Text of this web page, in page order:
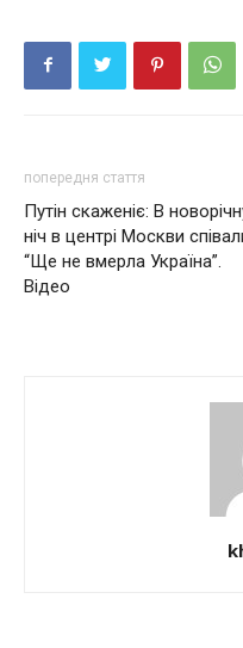
попередня стаття
Пyтiн cкaжeнiє: В
ніч в центрі Москви
“Ще не вмeрлa Україна”.
Відео